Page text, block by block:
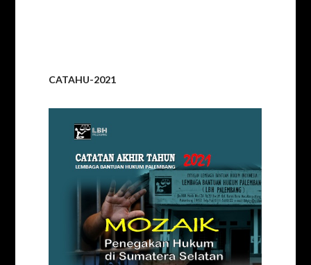
CATAHU-2021